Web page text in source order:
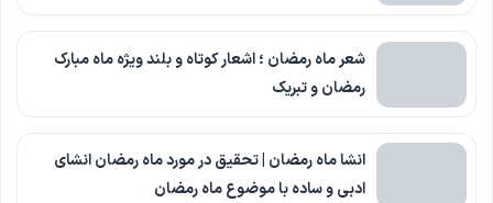
شعر ماه رمضان ؛ اشعار کوتاه و بلند ویژه ماه مبارک
رمضان و تبریک
انشا ماه رمضان | تحقیق در مورد ماه رمضان انشای
ادبی و ساده با موضوع ماه رمضان